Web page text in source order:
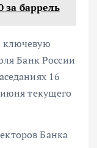
за баррель
ключевую
Банк России
16
текущего
Банка